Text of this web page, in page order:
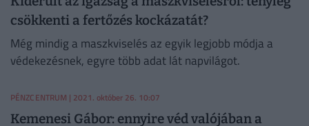
csökkenti a fertőzés kockázatát?
Még mindig a maszkviselés az egyik legjobb módja a
védekezésnek, egyre több adat lát napvilágot.
PÉNZCENTRUM | 2021. október 26. 10:07
Kemenesi Gábor: ennyire véd valójában a